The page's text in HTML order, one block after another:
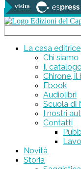
visita
0 prodotti
La casa editrice
Chi siamo
Il catalogo
Chirone, il
Ebook
Audiolibri
Scuola di
I nostri
Contatti
Novità
Storia